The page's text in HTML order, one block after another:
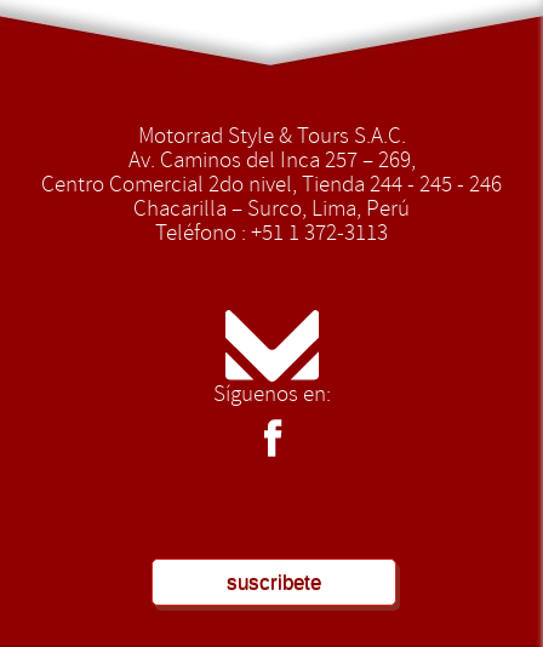
Motorrad Style & Tours S.A.C.
Av. Caminos del Inca 257 – 269,
Centro Comercial 2do nivel, Tienda 244 - 245 - 246
Chacarilla – Surco, Lima, Perú
Teléfono : +51 1 372-3113
Síguenos en:
suscribete